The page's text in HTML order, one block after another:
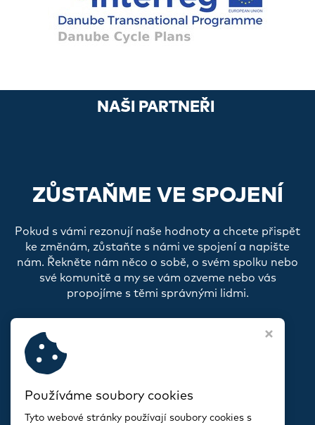
NAŠI PARTNEŘI
ZŮSTAŇME VE SPOJENÍ
Pokud s vámi rezonují naše hodnoty a chcete přispět
ke změnám, zůstaňte s námi ve spojení a napište
nám. Řekněte nám něco o sobě, o svém spolku nebo
své komunitě a my se vám ozveme nebo vás
propojíme s těmi správnými lidmi.
Používáme soubory cookies
Tyto webové stránky používají soubory cookies s